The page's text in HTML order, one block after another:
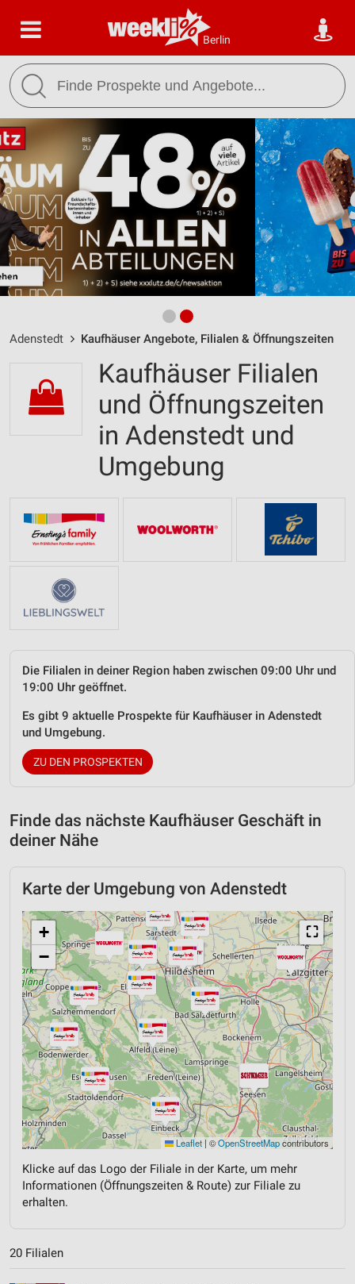
Berlin
Adenstedt Kaufhäuser Angebote, Filialen & Öffnungszeiten
Kaufhäuser Filialen
und Öffnungszeiten
in Adenstedt und
Umgebung
Die Filialen in deiner Region haben zwischen 09:00 Uhr und
19:00 Uhr geöffnet.
Es gibt 9 aktuelle Prospekte für Kaufhäuser in Adenstedt
und Umgebung.
ZU DEN PROSPEKTEN
Finde das nächste Kaufhäuser Geschäft in
deiner Nähe
Karte der Umgebung von Adenstedt
⛶
+
−
Leaflet | ©OpenStreetMapcontributors
Klicke auf das Logo der Filiale in der Karte, um mehr
Informationen (Öffnungszeiten & Route) zur Filiale zu
erhalten.
20 Filialen